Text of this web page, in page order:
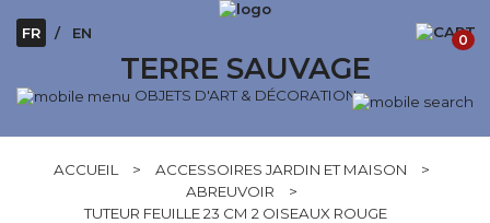
TERRE SAUVAGE
OBJETS D'ART & DÉCORATION
FR EN 0
ACCUEIL > ACCESSOIRES JARDIN ET MAISON
>
ABREUVOIR
>
TUTEUR FEUILLE 23 CM 2 OISEAUX ROUGE